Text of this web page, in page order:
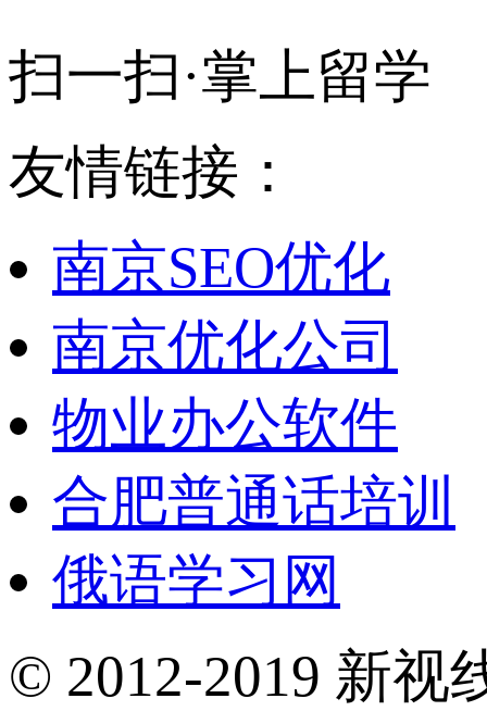
扫一扫·掌上留学
友情链接：
南京SEO优化
南京优化公司
物业办公软件
合肥普通话培训
俄语学习网
© 2012-2019 新视